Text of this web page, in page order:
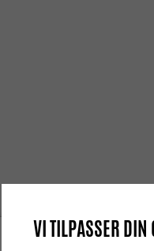
VI TILPASSER DIN